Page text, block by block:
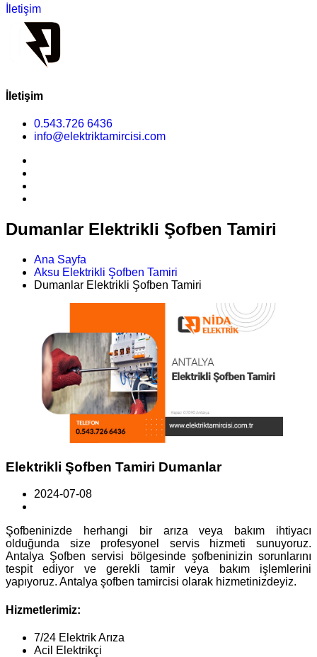
İletişim
İletişim
0.543.726 6436
info@elektriktamircisi.com
Dumanlar Elektrikli Şofben Tamiri
Ana Sayfa
Aksu Elektrikli Şofben Tamiri
Dumanlar Elektrikli Şofben Tamiri
Elektrikli Şofben Tamiri Dumanlar
2024-07-08
Şofbeninizde herhangi bir arıza veya bakım ihtiyacı
olduğunda size profesyonel servis hizmeti sunuyoruz.
Antalya Şofben servisi bölgesinde şofbeninizin sorunlarını
tespit ediyor ve gerekli tamir veya bakım işlemlerini
yapıyoruz. Antalya şofben tamircisi olarak hizmetinizdeyiz.
Hizmetlerimiz:
7/24 Elektrik Arıza
Acil Elektrikçi